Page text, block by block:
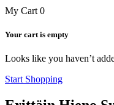
My Cart 0
Your cart is empty
Looks like you haven’t
Start Shopping